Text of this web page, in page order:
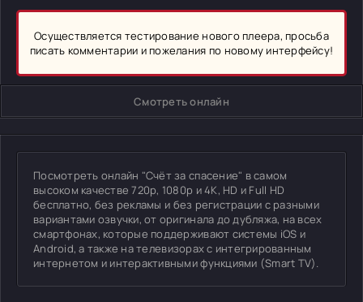
Осуществляется тестирование нового плеера, просьба
писать комментарии и пожелания по новому интерфейсу!
Смотреть онлайн
Посмотреть онлайн "Счёт за спасение" в самом
высоком качестве 720p, 1080p и 4K, HD и Full HD
бесплатно, без рекламы и без регистрации с разными
вариантами озвучки, от оригинала до дубляжа, на всех
смартфонах, которые поддерживают системы iOS и
Android, а также на телевизорах с интегрированным
интернетом и интерактивными функциями (Smart TV).